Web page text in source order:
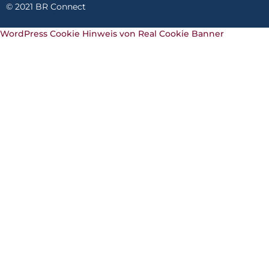
© 2021 BR Connect
WordPress Cookie Hinweis von Real Cookie Banner